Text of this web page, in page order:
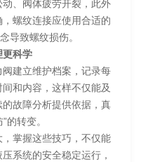
、阀体疲劳开裂，此外
螺纹连接应使用合适的
导致螺纹损伤。
更科学
建立维护档案，记录每
和内容，这样不仅能及
故障分析提供依据，真
的转变。
掌握这些技巧，不仅能
系统的安全稳定运行，